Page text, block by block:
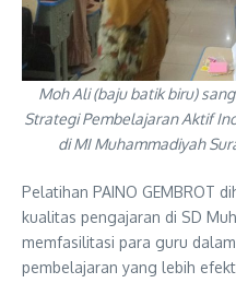
Moh Ali (baju batik biru)
Strategi Pembelajaran Aktif
di MI Muhammadiyah
Pelatihan PAINO GEMBROT
kualitas pengajaran di SD
memfasilitasi para guru
pembelajaran yang lebih